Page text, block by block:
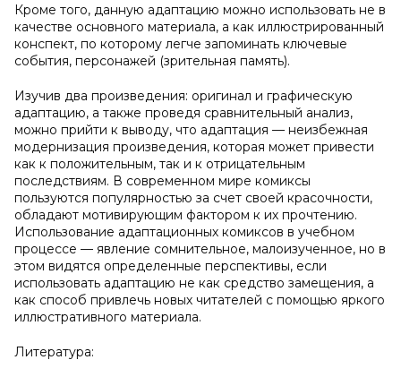
Кроме того, данную адаптацию можно использовать не в
качестве основного материала, а как иллюстрированный
конспект, по которому легче запоминать ключевые
события, персонажей (зрительная память).
Изучив два произведения: оригинал и графическую
адаптацию, а также проведя сравнительный анализ,
можно прийти к выводу, что адаптация — неизбежная
модернизация произведения, которая может привести
как к положительным, так и к отрицательным
последствиям. В современном мире комиксы
пользуются популярностью за счет своей красочности,
обладают мотивирующим фактором к их прочтению.
Использование адаптационных комиксов в учебном
процессе — явление сомнительное, малоизученное, но в
этом видятся определенные перспективы, если
использовать адаптацию не как средство замещения, а
как способ привлечь новых читателей с помощью яркого
иллюстративного материала.
Литература: